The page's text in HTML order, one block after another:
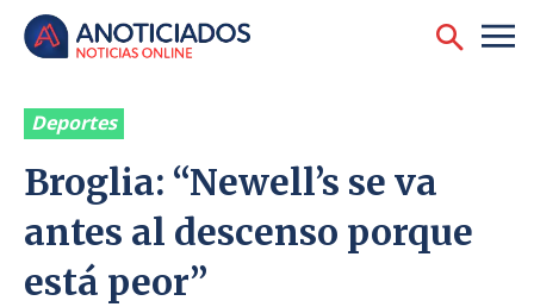
Deportes
Broglia: “Newell’s se va
antes al descenso porque
está peor”